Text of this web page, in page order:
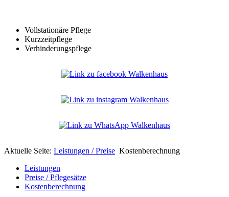
Vollstationäre Pflege
Kurzzeitpflege
Verhinderungspflege
Aktuelle Seite: Leistungen / Preise Kostenberechnung
Leistungen
Preise / Pflegesätze
Kostenberechnung